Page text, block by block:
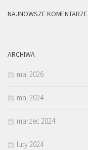
NAJNOWSZE KOMENTARZE
ARCHIWA
maj 2026
maj 2024
marzec 2024
luty 2024